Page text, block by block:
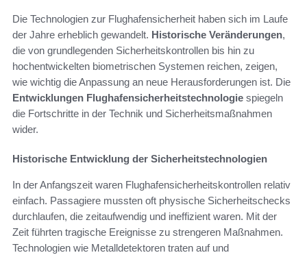
Die Technologien zur Flughafensicherheit haben sich im Laufe
der Jahre erheblich gewandelt. Historische Veränderungen,
die von grundlegenden Sicherheitskontrollen bis hin zu
hochentwickelten biometrischen Systemen reichen, zeigen,
wie wichtig die Anpassung an neue Herausforderungen ist. Die
Entwicklungen Flughafensicherheitstechnologie spiegeln
die Fortschritte in der Technik und Sicherheitsmaßnahmen
wider.
Historische Entwicklung der Sicherheitstechnologien
In der Anfangszeit waren Flughafensicherheitskontrollen relativ
einfach. Passagiere mussten oft physische Sicherheitschecks
durchlaufen, die zeitaufwendig und ineffizient waren. Mit der
Zeit führten tragische Ereignisse zu strengeren Maßnahmen.
Technologien wie Metalldetektoren traten auf und